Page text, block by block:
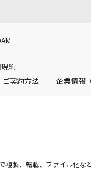
約
ご契約方法 企業情報
製、転載、ファイル化な